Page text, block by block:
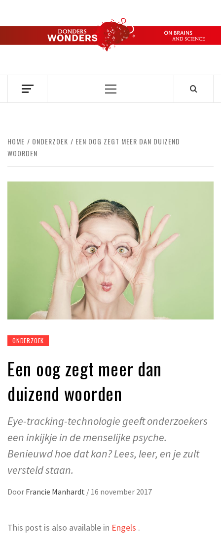
de
DONDERS
OVER HERSENEN EN WETENSCHAP // ON BRAINS AND
Primair
HOME ONDERZOEK
EEN OOG ZEGT MEER DAN DUIZEND
WOORDEN
ONDERZOEK
Een oog zegt meer dan
duizend woorden
Eye-tracking-technologie geeft onderzoekers
een inkijkje in de menselijke psyche.
Benieuwd hoe dat kan? Lees, leer, en je zult
versteld staan.
Door Francie Manhardt / 16 november 2017
This post is also available in Engels .